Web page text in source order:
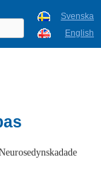
Svenska
English